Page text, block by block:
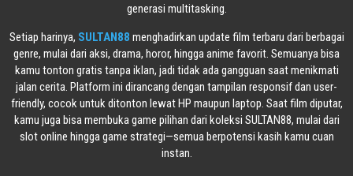
generasi multitasking.
Setiap harinya, SULTAN88 menghadirkan update film terbaru dari berbagai
genre, mulai dari aksi, drama, horor, hingga anime favorit. Semuanya bisa
kamu tonton gratis tanpa iklan, jadi tidak ada gangguan saat menikmati
jalan cerita. Platform ini dirancang dengan tampilan responsif dan user-
friendly, cocok untuk ditonton lewat HP maupun laptop. Saat film diputar,
kamu juga bisa membuka game pilihan dari koleksi SULTAN88, mulai dari
slot online hingga game strategi—semua berpotensi kasih kamu cuan
instan.